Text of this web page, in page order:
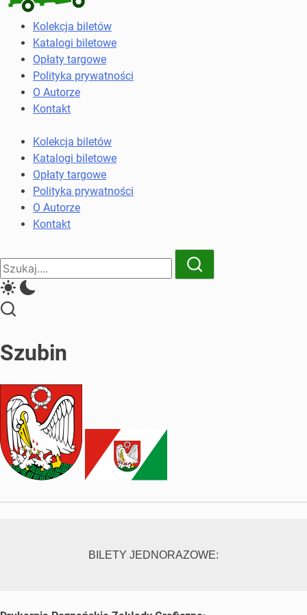
Kolekcja
biletów
komunikacji
miejskiej
kolejowych
Kolekcja biletów
Katalogi biletowe
Opłaty targowe
Polityka prywatności
O Autorze
Kontakt
Kolekcja biletów
Katalogi biletowe
Opłaty targowe
Polityka prywatności
O Autorze
Kontakt
Close
Search
Search
Szubin
BILETY JEDNORAZOWE: